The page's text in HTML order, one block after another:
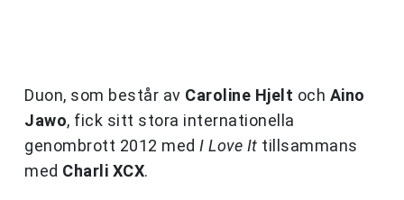
Duon, som består av Caroline Hjelt och Aino
Jawo, fick sitt stora internationella
genombrott 2012 med I Love It tillsammans
med Charli XCX.